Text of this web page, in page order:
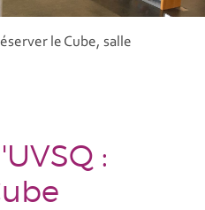
le Cube, salle
: